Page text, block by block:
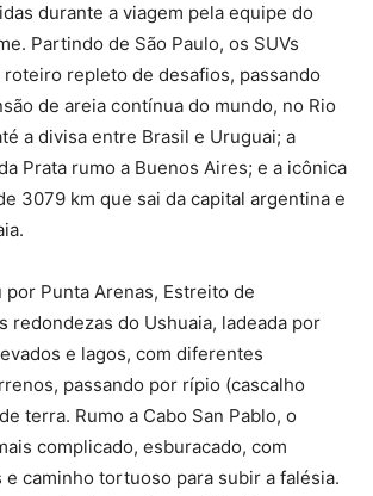
durante a viagem pela equipe do
Partindo de São Paulo, os SUVs
repleto de desafios, passando
de areia contínua do mundo, no Rio
a divisa entre Brasil e Uruguai; a
Prata rumo a Buenos Aires; e a icônica
3079 km que sai da capital argentina e
por Punta Arenas, Estreito de
redondezas do Ushuaia, ladeada por
e lagos, com diferentes
passando por rípio (cascalho
terra. Rumo a Cabo San Pablo, o
complicado, esburacado, com
caminho tortuoso para subir a falésia.